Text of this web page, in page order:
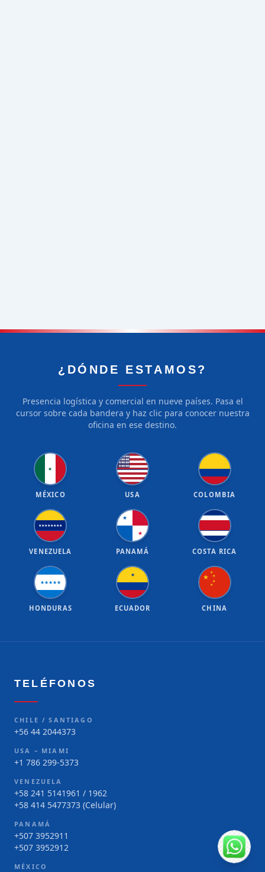
¿DÓNDE ESTAMOS?
Presencia logística y comercial en nueve países. Pasa el
cursor sobre cada bandera y haz clic para conocer nuestra
oficina en ese destino.
★
MÉXICO
★★★★★
★★★★★
★★★★★
★★★★★
USA COLOMBIA
★★★★★★★★
VENEZUELA
★
★
PANAMÁ COSTA RICA
★★★★★
HONDURAS
★
ECUADOR
★
★
★
★
★
CHINA
TELÉFONOS
CHILE / SANTIAGO
+56 44 2044373
USA – MIAMI
+1 786 299-5373
VENEZUELA
+58 241 5141961 / 1962
+58 414 5477373 (Celular)
PANAMÁ
+507 3952911
+507 3952912
MÉXICO